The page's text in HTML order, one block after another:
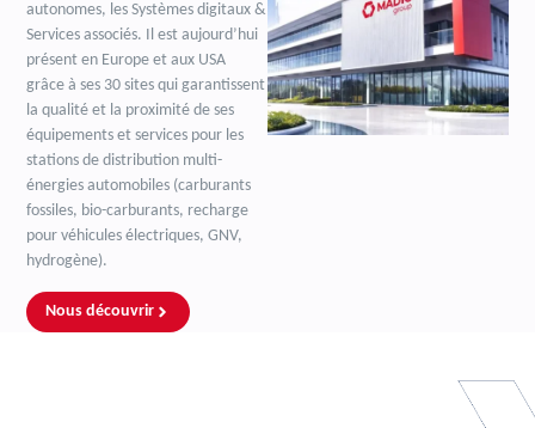
autonomes, les Systèmes digitaux &
Services associés. Il est aujourd’hui
présent en Europe et aux USA
grâce à ses 30 sites qui garantissent
la qualité et la proximité de ses
équipements et services pour les
stations de distribution multi-
énergies automobiles (carburants
fossiles, bio-carburants, recharge
pour véhicules électriques, GNV,
hydrogène).
Nous découvrir